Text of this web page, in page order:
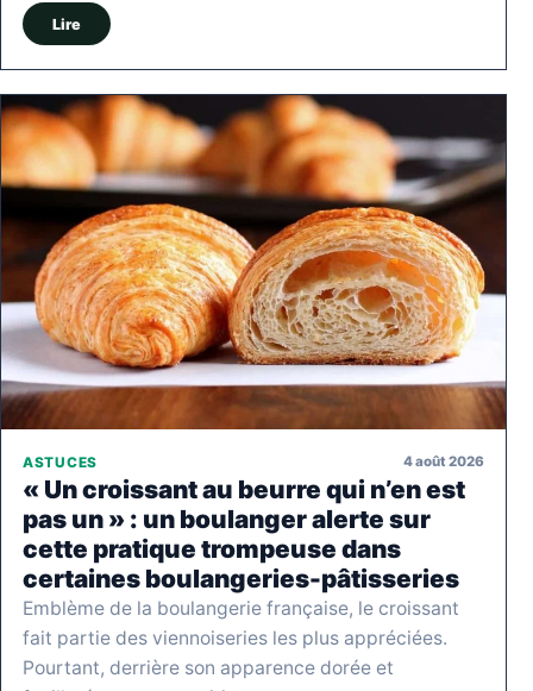
Lire
ASTUCES 4 août 2026
« Un croissant au beurre qui n’en est
pas un » : un boulanger alerte sur
cette pratique trompeuse dans
certaines boulangeries-pâtisseries
Emblème de la boulangerie française, le croissant
fait partie des viennoiseries les plus appréciées.
Pourtant, derrière son apparence dorée et